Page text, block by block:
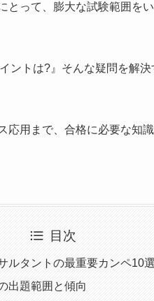
とって、膨大な試験範囲を
ントは?』そんな疑問を解
応用まで、合格に必要な知
目次
ルタントの最重要カンペ10選
出題範囲と傾向